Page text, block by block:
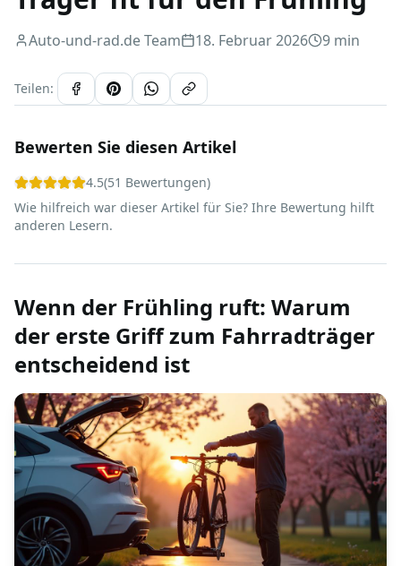
Auto-und-rad.de Team 18. Februar 2026 9 min
Teilen:
Bewerten Sie diesen Artikel
4.5(51 Bewertungen)
Wie hilfreich war dieser Artikel für Sie? Ihre Bewertung hilft
anderen Lesern.
Wenn der Frühling ruft: Warum
der erste Griff zum Fahrradträger
entscheidend ist